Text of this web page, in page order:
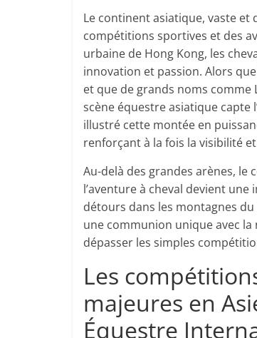
Le continent asiatique, vaste
compétitions sportives et des
urbaine de Hong Kong, les
innovation et passion. Alors
et que de grands noms comme
scène équestre asiatique capte
illustré cette montée en
renforçant à la fois la visibilité
Au-delà des grandes arènes,
l’aventure à cheval devient
détours dans les montagnes
une communion unique avec
dépasser les simples
Les
majeures en
Équestre